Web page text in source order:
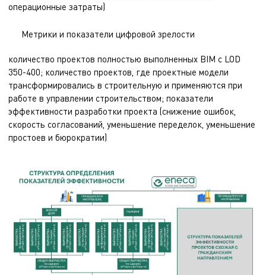
операционные затраты)
Метрики и показатели цифровой зрелости
количество проектов полностью выполненных BIM с LOD
350-400; количество проектов, где проектные модели
трансформировались в строительную и применяются при
работе в управлении строительством; показатели
эффективности разработки проекта (снижение ошибок,
скорость согласований, уменьшение переделок, уменьшение
простоев и бюрократии)